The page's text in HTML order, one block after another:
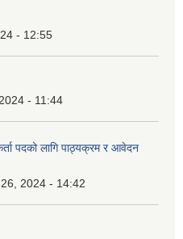
- 12:55
- 11:44
पदको लागि पाठ्यक्रम र आवेदन
2024 - 14:42